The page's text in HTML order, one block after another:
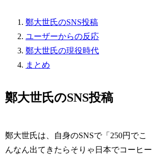
鄭大世氏のSNS投稿
ユーザーからの反応
鄭大世氏の現役時代
まとめ
鄭大世氏のSNS投稿
鄭大世氏は、自身のSNSで「250円でこ
んなん出てきたらそりゃ日本でコーヒー